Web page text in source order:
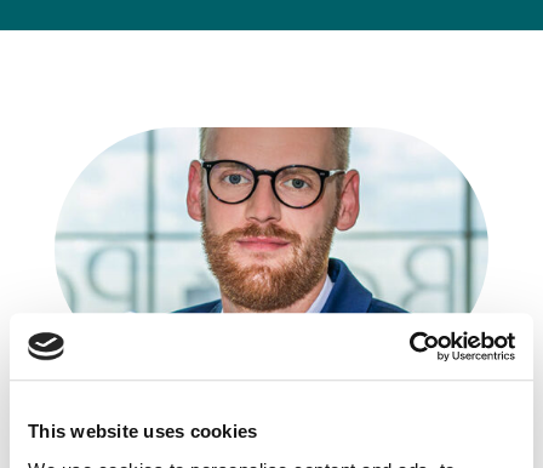
This website uses cookies
Konrad Kowalik
Orange Polska